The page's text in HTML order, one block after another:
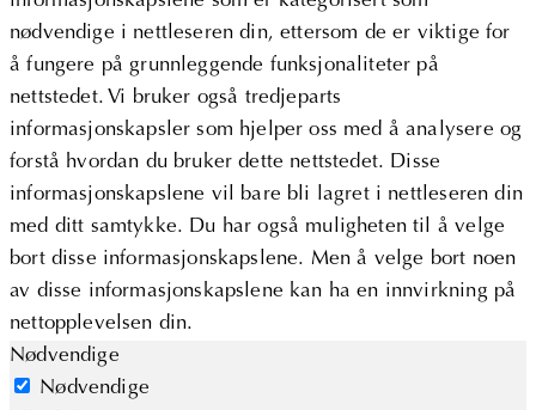
nødvendige i nettleseren din, ettersom de er viktige for
å fungere på grunnleggende funksjonaliteter på
nettstedet. Vi bruker også tredjeparts
informasjonskapsler som hjelper oss med å analysere og
forstå hvordan du bruker dette nettstedet. Disse
informasjonskapslene vil bare bli lagret i nettleseren din
med ditt samtykke. Du har også muligheten til å velge
bort disse informasjonskapslene. Men å velge bort noen
av disse informasjonskapslene kan ha en innvirkning på
nettopplevelsen din.
Nødvendige
Nødvendige